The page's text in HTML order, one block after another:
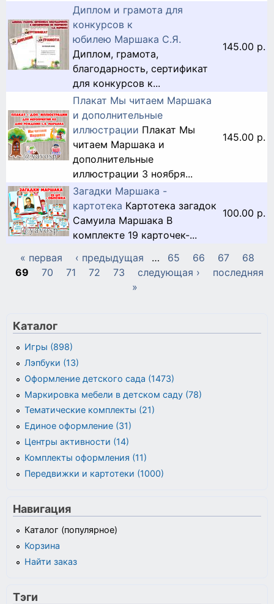
Диплом и грамота для
конкурсов к
юбилею Маршака С.Я.
Диплом, грамота,
благодарность, сертификат
для конкурсов к...
145.00 р.
Плакат Мы читаем Маршака
и дополнительные
иллюстрации Плакат Мы
читаем Маршака и
дополнительные
иллюстрации 3 ноября...
145.00 р.
Загадки Маршака -
картотека Картотека загадок
Самуила Маршака В
комплекте 19 карточек-...
100.00 р.
Страницы
« первая ‹ предыдущая … 65 66 67
68
69
70 71 72 73 следующая ›
последняя
»
Каталог
Игры (898)
Лэпбуки (13)
Оформление детского сада (1473)
Маркировка мебели в детском саду (78)
Тематические комплекты (21)
Единое оформление (31)
Центры активности (14)
Комплекты оформления (11)
Передвижки и картотеки (1000)
Навигация
Каталог (популярное)
Корзина
Найти заказ
Тэги